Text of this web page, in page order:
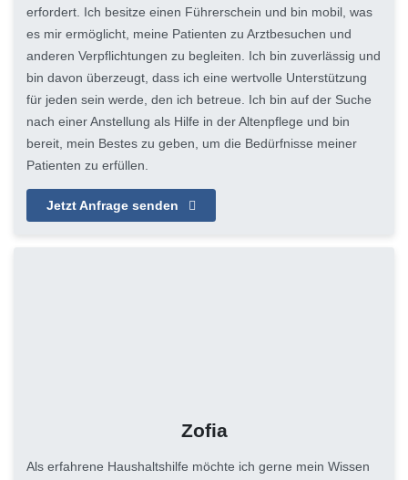
erfordert. Ich besitze einen Führerschein und bin mobil, was
es mir ermöglicht, meine Patienten zu Arztbesuchen und
anderen Verpflichtungen zu begleiten. Ich bin zuverlässig und
bin davon überzeugt, dass ich eine wertvolle Unterstützung
für jeden sein werde, den ich betreue. Ich bin auf der Suche
nach einer Anstellung als Hilfe in der Altenpflege und bin
bereit, mein Bestes zu geben, um die Bedürfnisse meiner
Patienten zu erfüllen.
Jetzt Anfrage senden
Zofia
Als erfahrene Haushaltshilfe möchte ich gerne mein Wissen